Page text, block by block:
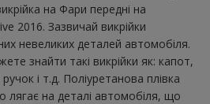
на Фари передні на
2016. Зазвичай викрійки
невеликих деталей автомобіля.
знайти такі викрійки як: капот,
і т.д. Поліуретанова плівка
лягає на деталі автомобіля, що